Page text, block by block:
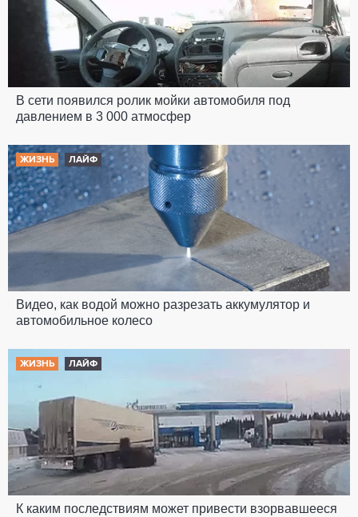
В сети появился ролик мойки автомобиля под
давлением в 3 000 атмосфер
ЖИЗНЬ ЛАЙФ
Видео, как водой можно разрезать аккумулятор и
автомобильное колесо
ЖИЗНЬ ЛАЙФ
К каким последствиям может привести взорвавшееся